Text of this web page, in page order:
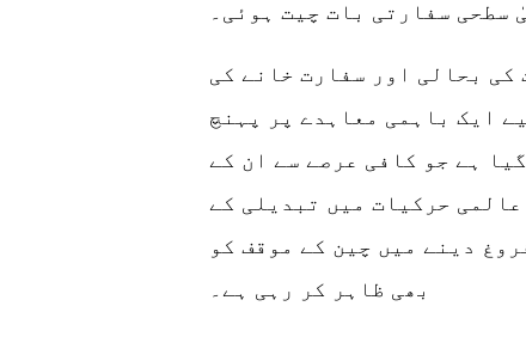
کی بحالی اور سفارت خانے کی
ایک باہمی معاہدے پر پہنچ
ہے جو کافی عرصے سے ان کے
حرکیات میں تبدیلی کے
دینے میں چین کے موقف کو
بھی ظاہر کر رہی ہے۔